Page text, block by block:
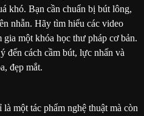
khó. Bạn cần chuẩn bị bút lông,
nhẫn. Hãy tìm hiểu các video
gia một khóa học thư pháp cơ bản.
đến cách cầm bút, lực nhấn và
đẹp mắt.
là một tác phẩm nghệ thuật mà còn